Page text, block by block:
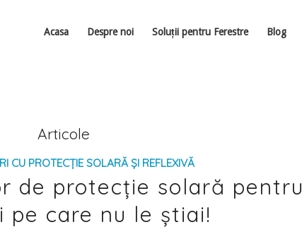
Acasa Despre noi Soluții pentru Ferestre Blog
Articole
CU PROTECȚIE SOLARĂ ȘI REFLEXIVĂ
de protecție solară pentru
pe care nu le știai!